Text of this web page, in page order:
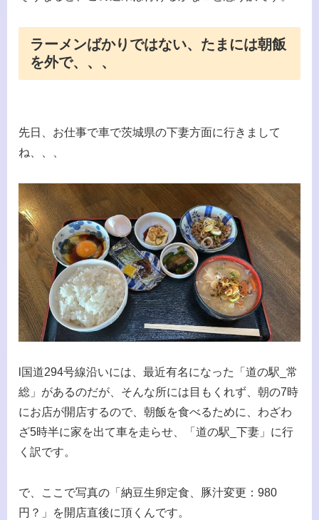
ラーメンばかりではない、たまには朝飯
を外で、、、
先日、お仕事で車で茨城県の下妻方面に行きまして
ね、、、
l国道294号線沿いには、最近有名になった「道の駅_常
総」があるのだが、そんな所には目もくれず、朝の7時
にお店が開店するので、朝飯を食べるために、わざわ
ざ5時半に家を出て車を走らせ、「道の駅_下妻」に行
く訳です。
で、ここで写真の「納豆生卵定食、豚汁変更：980
円？」を開店直後に頂くんです。